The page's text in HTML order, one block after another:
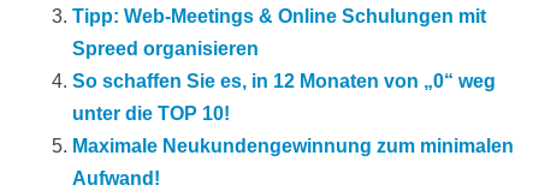
Tipp: Web-Meetings & Online Schulungen mit
Spreed organisieren
So schaffen Sie es, in 12 Monaten von „0“ weg
unter die TOP 10!
Maximale Neukundengewinnung zum minimalen
Aufwand!